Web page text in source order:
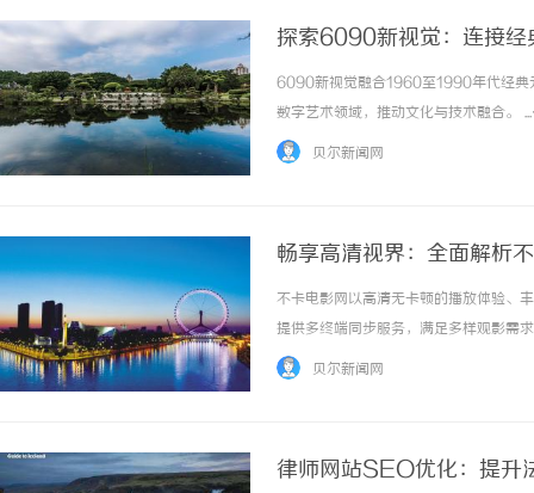
探索6090新视觉：连接经
6090新视觉融合1960至1990年代经典
数字艺术领域，推动文化与技术融合。
贝尔新闻网
畅享高清视界：全面解析
不卡电影网以高清无卡顿的播放体验、
提供多终端同步服务，满足多样观影需
贝尔新闻网
律师网站SEO优化：提升